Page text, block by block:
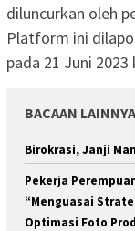
diluncurkan oleh
Platform ini
pada 21 Juni 2023
BACAAN LAINNYA
Birokrasi, Janji
Pekerja
“Menguasai
Optimasi Foto